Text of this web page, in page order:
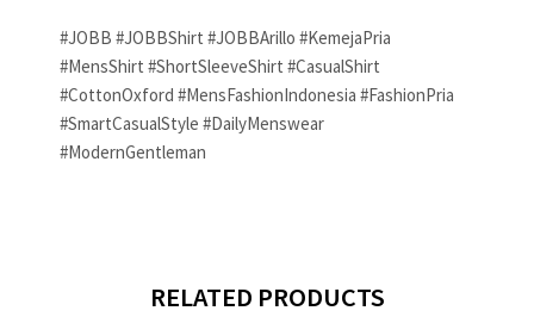
#JOBB #JOBBShirt #JOBBArillo #KemejaPria
#MensShirt #ShortSleeveShirt #CasualShirt
#CottonOxford #MensFashionIndonesia #FashionPria
#SmartCasualStyle #DailyMenswear
#ModernGentleman
RELATED PRODUCTS